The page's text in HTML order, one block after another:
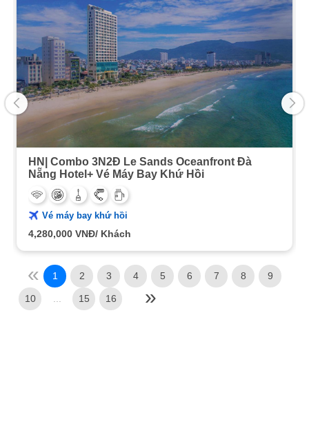
HN| Combo 3N2Đ Le Sands Oceanfront Đà
Nẵng Hotel+ Vé Máy Bay Khứ Hồi
Vé máy bay khứ hồi
4,280,000 VNĐ/ Khách
1 2 3 4 5 6 7 8 9
10 15 16